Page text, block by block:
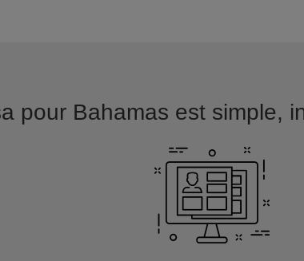
pour Bahamas est simple,